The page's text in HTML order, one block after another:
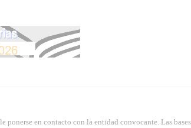
en contacto con la entidad convocante. Las